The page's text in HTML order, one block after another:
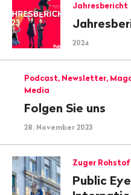
Jahresbericht
2024
Podcast, Newsletter,
Media
Folgen Sie uns
28. November 2023
Zuger
Public